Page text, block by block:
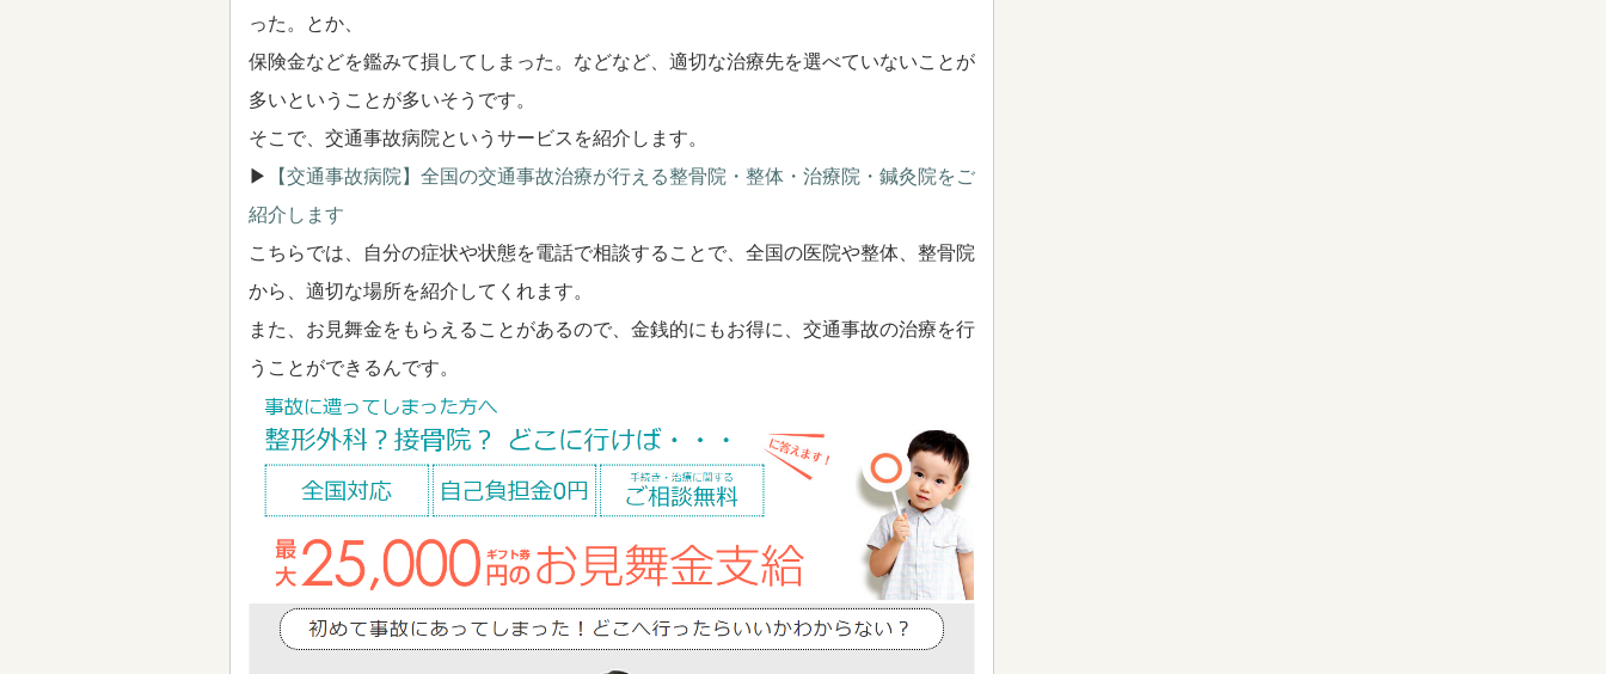
った。とか、
保険金などを鑑みて損してしまった。などなど、適切な治療先を選べていないことが
多いということが多いそうです。
そこで、交通事故病院というサービスを紹介します。
▶
【交通事故病院】全国の交通事故治療が行える整骨院・整体・治療院・鍼灸院をご
紹介します
こちらでは、自分の症状や状態を電話で相談することで、全国の医院や整体、整骨院
から、適切な場所を紹介してくれます。
また、お見舞金をもらえることがあるので、金銭的にもお得に、交通事故の治療を行
うことができるんです。